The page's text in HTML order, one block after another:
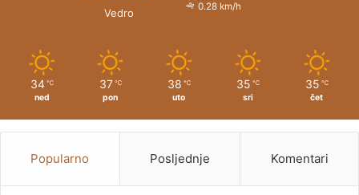
Vedro
0.28 km/h
34 ℃
ned
37 ℃
pon
38 ℃
uto
35 ℃
sri
35 ℃
čet
Popularno Posljednje Komentari